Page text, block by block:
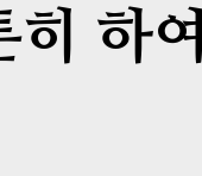
하